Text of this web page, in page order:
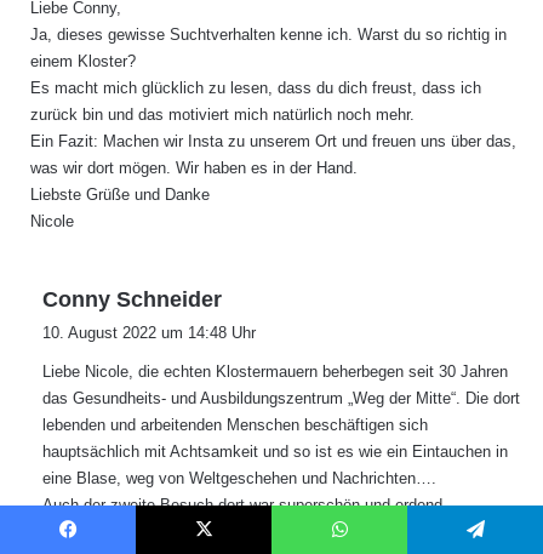
t
:
Liebe Conny,
Ja, dieses gewisse Suchtverhalten kenne ich. Warst du so richtig in
einem Kloster?
Es macht mich glücklich zu lesen, dass du dich freust, dass ich
zurück bin und das motiviert mich natürlich noch mehr.
Ein Fazit: Machen wir Insta zu unserem Ort und freuen uns über das,
was wir dort mögen. Wir haben es in der Hand.
Liebste Grüße und Danke
Nicole
Conny Schneider
a
t
:
10. August 2022 um 14:48 Uhr
Liebe Nicole, die echten Klostermauern beherbegen seit 30 Jahren
das Gesundheits- und Ausbildungszentrum „Weg der Mitte“. Die dort
lebenden und arbeitenden Menschen beschäftigen sich
hauptsächlich mit Achtsamkeit und so ist es wie ein Eintauchen in
eine Blase, weg von Weltgeschehen und Nachrichten….
Auch der zweite Besuch dort war superschön und erdend.
LG Conny